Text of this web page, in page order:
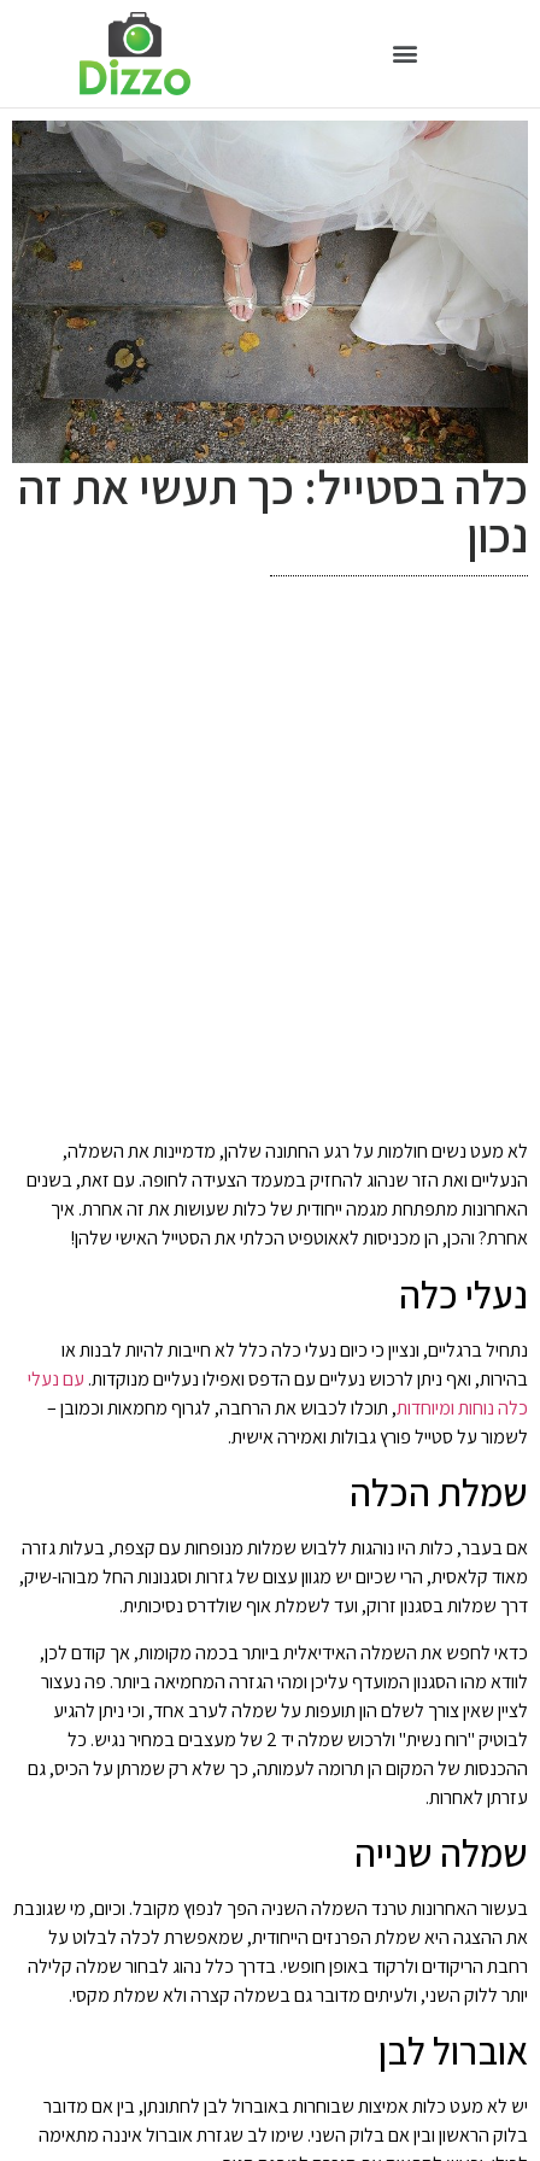
כלה בסטייל: כך תעשי את זה
נכון
לא מעט נשים חולמות על רגע החתונה שלהן, מדמיינות את השמלה,
הנעליים ואת הזר שנהוג להחזיק במעמד הצעידה לחופה. עם זאת, בשנים
האחרונות מתפתחת מגמה ייחודית של כלות שעושות את זה אחרת. איך
אחרת? והכן, הן מכניסות לאאוטפיט הכלתי את הסטייל האישי שלהן!
נעלי כלה
נתחיל ברגליים, ונציין כי כיום נעלי כלה כלל לא חייבות להיות לבנות או
בהירות, ואף ניתן לרכוש נעליים עם הדפס ואפילו נעליים מנוקדות. עם נעלי
כלה נוחות ומיוחדות, תוכלו לכבוש את הרחבה, לגרוף מחמאות וכמובן –
לשמור על סטייל פורץ גבולות ואמירה אישית.
שמלת הכלה
אם בעבר, כלות היו נוהגות ללבוש שמלות מנופחות עם קצפת, בעלות גזרה
מאוד קלאסית, הרי שכיום יש מגוון עצום של גזרות וסגנונות החל מבוהו-שיק,
דרך שמלות בסגנון זרוק, ועד לשמלת אוף שולדרס נסיכותית.
כדאי לחפש את השמלה האידיאלית ביותר בכמה מקומות, אך קודם לכן,
לוודא מהו הסגנון המועדף עליכן ומהי הגזרה המחמיאה ביותר. פה נעצור
לציין שאין צורך לשלם הון תועפות על שמלה לערב אחד, וכי ניתן להגיע
לבוטיק "רוח נשית" ולרכוש שמלה יד 2 של מעצבים במחיר נגיש. כל
ההכנסות של המקום הן תרומה לעמותה, כך שלא רק שמרתן על הכיס, גם
עזרתן לאחרות.
שמלה שנייה
בעשור האחרונות טרנד השמלה השניה הפך לנפוץ מקובל. וכיום, מי שגונבת
את ההצגה היא שמלת הפרנזים הייחודית, שמאפשרת לכלה לבלוט על
רחבת הריקודים ולרקוד באופן חופשי. בדרך כלל נהוג לבחור שמלה קלילה
יותר ללוק השני, ולעיתים מדובר גם בשמלה קצרה ולא שמלת מקסי.
אוברול לבן
יש לא מעט כלות אמיצות שבוחרות באוברול לבן לחתונתן, בין אם מדובר
בלוק הראשון ובין אם בלוק השני. שימו לב שגזרת אוברול איננה מתאימה